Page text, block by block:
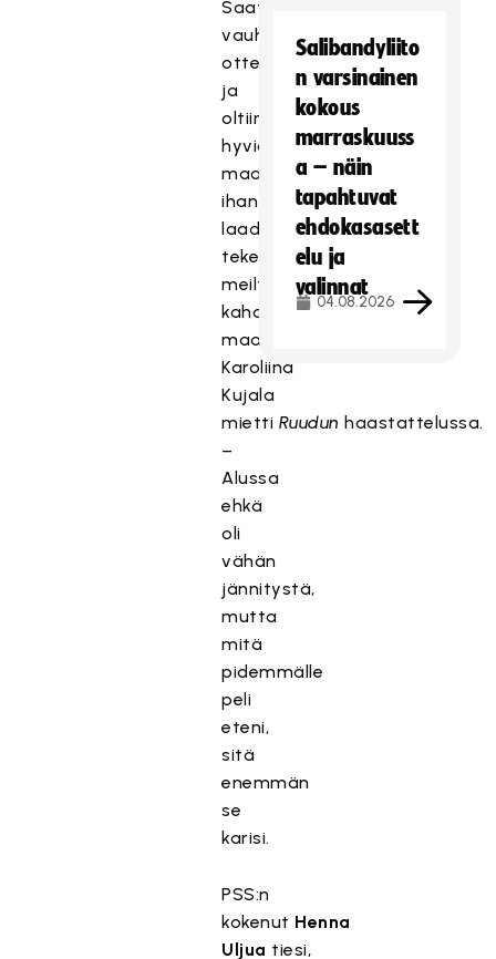
Saatiin
vauhdikas
ottelu
ja
oltiin
hyviä
maalipaikoissa,
ihan
laadukasta
tekemistä
meiltä,
kahden
maalin
Karoliina
Kujala
mietti Ruudun haastattelussa.
–
Alussa
ehkä
oli
vähän
jännitystä,
mutta
mitä
pidemmälle
peli
eteni,
sitä
enemmän
se
karisi.
PSS:n
kokenut Henna
Uljua tiesi,
Salibandyliito
n varsinainen
kokous
marraskuuss
a – näin
tapahtuvat
ehdokasasett
elu ja
valinnat
04.08.2026